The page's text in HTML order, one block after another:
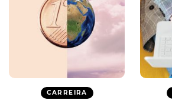
CARREIRA